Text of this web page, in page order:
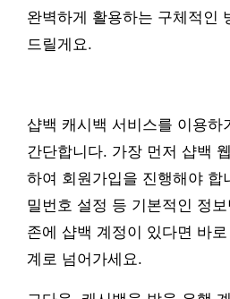
완벽하게 활용하는 구체적인
드릴게요.
샵백 캐시백 서비스를 이용하
간단합니다. 가장 먼저 샵백
하여 회원가입을 진행해야 합
밀번호 설정 등 기본적인 정
존에 샵백 계정이 있다면 바
계로 넘어가세요.